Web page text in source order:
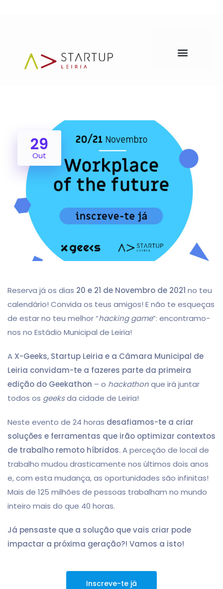
29
Out
Reserva já os dias 20 e 21 de Novembro de 2021 no teu
calendário! Convida os teus amigos! E não te esqueças
de estar no teu melhor “hacking game”: encontramo-
nos no Estádio Municipal de Leiria!
A X-Geeks, Startup Leiria e a Câmara Municipal de
Leiria convidam-te a fazeres parte da primeira
edição do Geekathon – o hackathonque irá juntar
todos os geeksda cidade de Leiria!
Neste evento de 24 horas desafiamos-te a criar
soluções e ferramentas que irão optimizar contextos
de trabalho remoto híbridos.A perceção de local de
trabalho mudou drasticamente nos últimos dois anos
e, com esta mudança, as oportunidades são infinitas!
Mais de 125 milhões de pessoas trabalham no mundo
inteiro mais do que 40 horas.
Já pensaste que a solução que vais criar pode
impactar a próxima geração?! Vamos a isto!
Inscreve-te já